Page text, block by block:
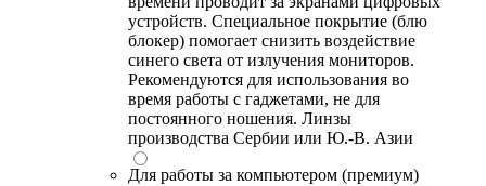
устройств. Специальное покрытие (блю
блокер) помогает снизить воздействие
синего света от излучения мониторов.
Рекомендуются для использования во
время работы с гаджетами, не для
постоянного ношения. Линзы
производства Сербии или Ю.-В. Азии
Для работы за компьютером (премиум)